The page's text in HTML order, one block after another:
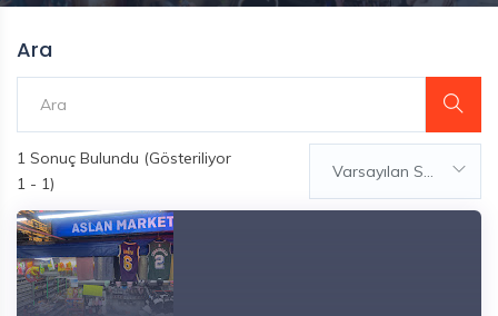
Ara
1 Sonuç Bulundu (Gösteriliyor
1 - 1)
Varsayılan Sıralama